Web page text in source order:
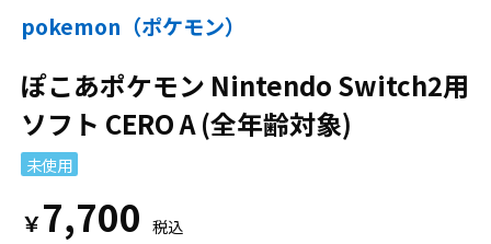
pokemon（ポケモン）
ぽこあポケモン Nintendo Switch2用
ソフト CERO A (全年齢対象)
未使用
￥7,700